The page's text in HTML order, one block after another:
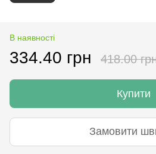
В наявності
334.40 грн 418.00
Купити
Замовити